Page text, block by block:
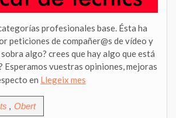
profesionales base. Ésta ha
peticiones de compañer@s de vídeo y
algo? crees que hay algo que está
Esperamos vuestras opiniones, mejoras
en Llegeix mes
, Obert